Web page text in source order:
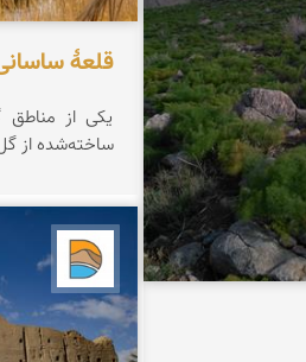
قلعۀ
یکی از مناطق
ساخته‌شده از